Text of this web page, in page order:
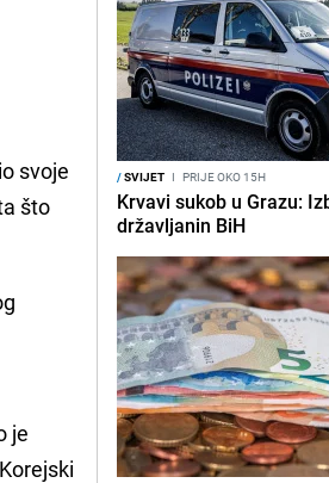
svoje
što
je
/SVIJET I PRIJE OKO 15H
Krvavi sukob u Grazu:
državljanin BiH